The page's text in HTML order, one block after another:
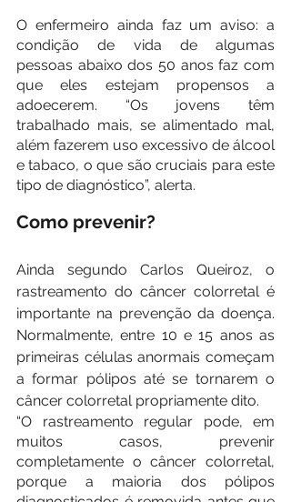
O enfermeiro ainda faz um aviso: a
condição de vida de algumas
pessoas abaixo dos 50 anos faz com
que eles estejam propensos a
adoecerem. “Os jovens têm
trabalhado mais, se alimentado mal,
além fazerem uso excessivo de álcool
e tabaco, o que são cruciais para este
tipo de diagnóstico”, alerta.
Como prevenir?
Ainda segundo Carlos Queiroz, o
rastreamento do câncer colorretal é
importante na prevenção da doença.
Normalmente, entre 10 e 15 anos as
primeiras células anormais começam
a formar pólipos até se tornarem o
câncer colorretal propriamente dito.
“O rastreamento regular pode, em
muitos casos, prevenir
completamente o câncer colorretal,
porque a maioria dos pólipos